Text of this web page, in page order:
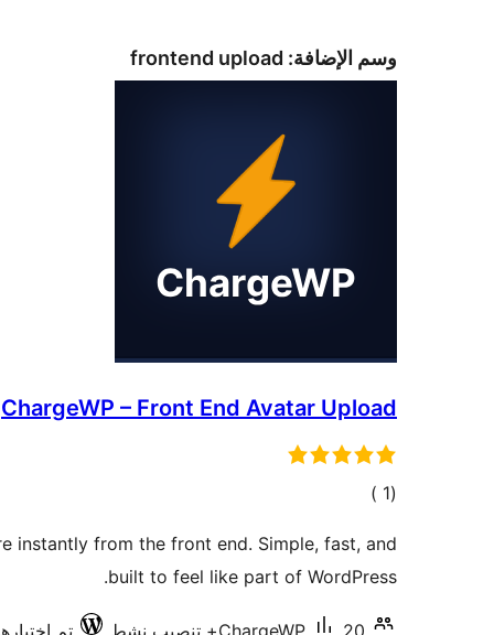
وسم الإضافة: frontend upload
ChargeWP – Front End Avatar Upload
(1
إجمالي)
instantly from the front end. Simple, fast, and
built to feel like part of WordPress.
ChargeWP 20+ تنصيب نشط تم اختبارها